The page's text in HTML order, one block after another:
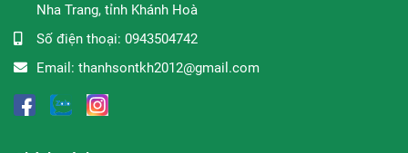
Thành phần:Butyrospermum Parkii Butter, Macadamia
Integrifolia Seed Oil, Coffea Arabica Seed Powder,
Triglycerides, Toco-Pheryl Acetate, Menthyl Lactate
Nha Trang, tỉnh Khánh Hoà
Số điện thoại: 0943504742
Email: thanhsontkh2012@gmail.com